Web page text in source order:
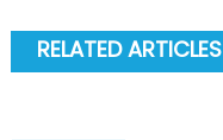
RELATED ARTICLES